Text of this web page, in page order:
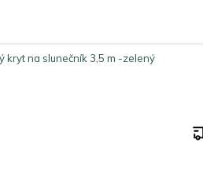
kryt na slunečník 3,5 m -zelený